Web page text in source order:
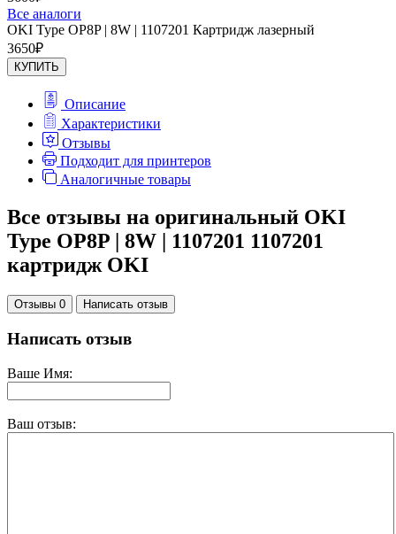
Все аналоги
OKI Type OP8P | 8W | 1107201 Картридж лазерный
3650₽
КУПИТЬ
Описание
Характеристики
Отзывы
Подходит для принтеров
Аналогичные товары
Все отзывы на оригинальный OKI
Type OP8P | 8W | 1107201 1107201
картридж OKI
Отзывы 0 Написать отзыв
Написать отзыв
Ваше Имя:
Ваш отзыв: